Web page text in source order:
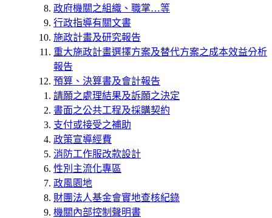
政府機關之組織、職掌…等
行政指導有關文書
施政計畫及研究報告
重大施政計畫選擇方案及替代方案之成本效益分析
報告
預算、決算書及會計報告
請願之處理結果及訴願之決定
書面之公共工程及採購契約
支付或接受之補助
政策宣導經費
消防工作服改款設計
性別主流化專區
政風園地
財團法人基金會實地查核紀錄
機關內部控制聲明書